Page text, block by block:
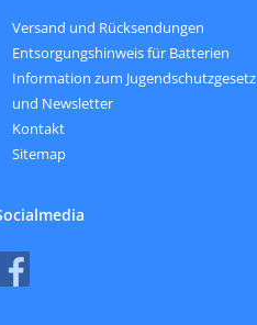
Versand und Rücksendungen
Entsorgungshinweis für Batterien
Information zum Jugendschutzgesetz
und Newsletter
Kontakt
Sitemap